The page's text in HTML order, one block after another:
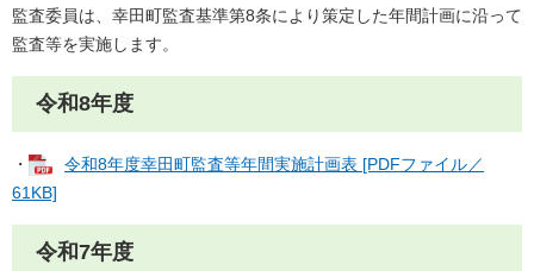
監査委員は、幸田町監査基準第8条により策定した年間計画に沿って
監査等を実施します。
令和8年度
・
令和8年度幸田町監査等年間実施計画表 [PDFファイル／
61KB]
令和7年度